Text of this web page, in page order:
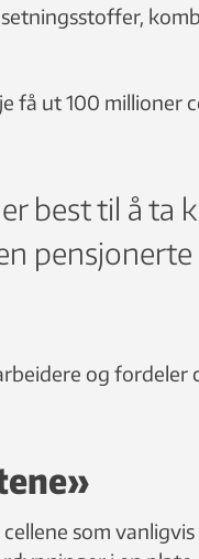
få ut 100 millioner
best til å ta
pensjonerte
og fordeler
som